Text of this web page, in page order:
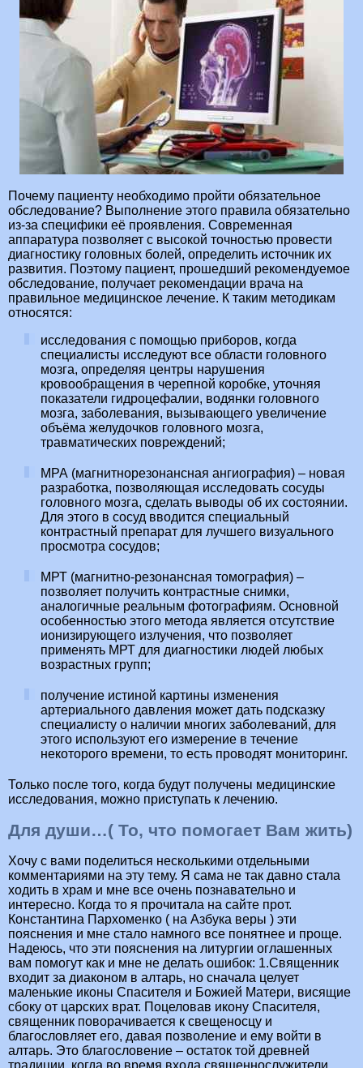
Почему пациенту необходимо пройти обязательное
обследование? Выполнение этого правила обязательно
из-за специфики её проявления. Современная
аппаратура позволяет с высокой точностью провести
диагностику головных болей, определить источник их
развития. Поэтому пациент, прошедший рекомендуемое
обследование, получает рекомендации врача на
правильное медицинское лечение. К таким методикам
относятся:
исследования с помощью приборов, когда
специалисты исследуют все области головного
мозга, определяя центры нарушения
кровообращения в черепной коробке, уточняя
показатели гидроцефалии, водянки головного
мозга, заболевания, вызывающего увеличение
объёма желудочков головного мозга,
травматических повреждений;
МРА (магнитнорезонансная ангиография) – новая
разработка, позволяющая исследовать сосуды
головного мозга, сделать выводы об их состоянии.
Для этого в сосуд вводится специальный
контрастный препарат для лучшего визуального
просмотра сосудов;
МРТ (магнитно-резонансная томография) –
позволяет получить контрастные снимки,
аналогичные реальным фотографиям. Основной
особенностью этого метода является отсутствие
ионизирующего излучения, что позволяет
применять МРТ для диагностики людей любых
возрастных групп;
получение истиной картины изменения
артериального давления может дать подсказку
специалисту о наличии многих заболеваний, для
этого используют его измерение в течение
некоторого времени, то есть проводят мониторинг.
Только после того, когда будут получены медицинские
исследования, можно приступать к лечению.
Для души…( То, что помогает Вам жить)
Хочу с вами поделиться несколькими отдельными
комментариями на эту тему. Я сама не так давно стала
ходить в храм и мне все очень познавательно и
интересно. Когда то я прочитала на сайте прот.
Константина Пархоменко ( на Азбука веры ) эти
пояснения и мне стало намного все понятнее и проще.
Надеюсь, что эти пояснения на литургии оглашенных
вам помогут как и мне не делать ошибок: 1.Священник
входит за диаконом в алтарь, но сначала целует
маленькие иконы Спасителя и Божией Матери, висящие
сбоку от царских врат. Поцеловав икону Спасителя,
священник поворачивается к свещеносцу и
благословляет его, давая позволение и ему войти в
алтарь. Это благословение – остаток той древней